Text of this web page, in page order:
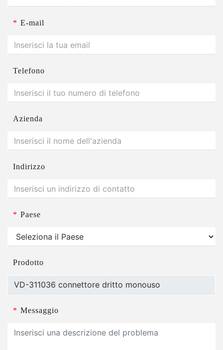
* E-mail
Telefono
Azienda
Indirizzo
* Paese
Prodotto
* Messaggio